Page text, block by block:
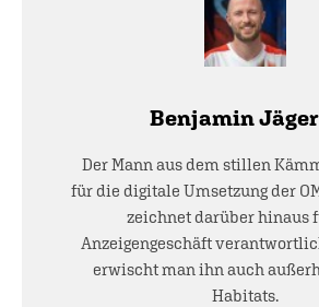
Benjamin Jäger
Der Mann aus dem stillen
für die digitale Umsetzung der
zeichnet darüber hinaus
Anzeigengeschäft
erwischt man ihn auch
Habitats.